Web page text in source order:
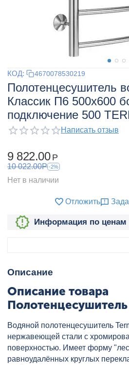
КОД: 4670078530219
Полотенцесушитель
Классик П6 500х600
подключение 500
Написать отзыв
9 822.00 Р
10 022.00Р -2%
Нет в наличии
Отложить
Информация по ценам
Описание
Описание товара
Классик П6 500х600
подключение 500
артикул:
Водяной полотенцесушитель
нержавеющей стали с
поверхностью. Имеет форму
равноудалённых круглых